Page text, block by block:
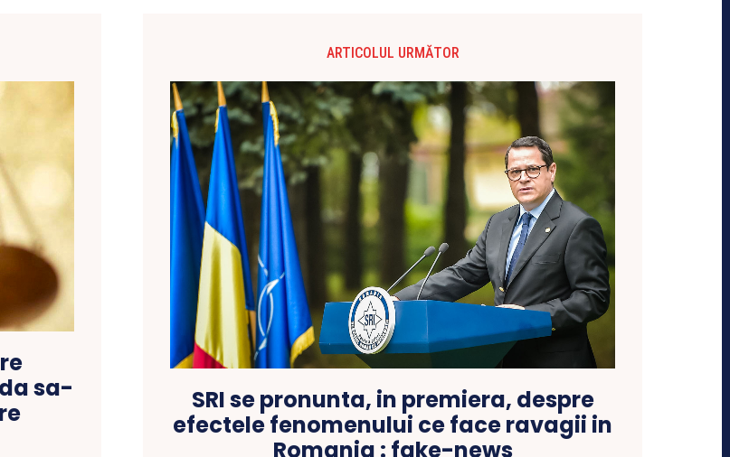
sa-
ARTICOLUL URMĂTOR
SRI se pronunta, in premiera, despre
efectele fenomenului ce face ravagii in
Romania : fake-news